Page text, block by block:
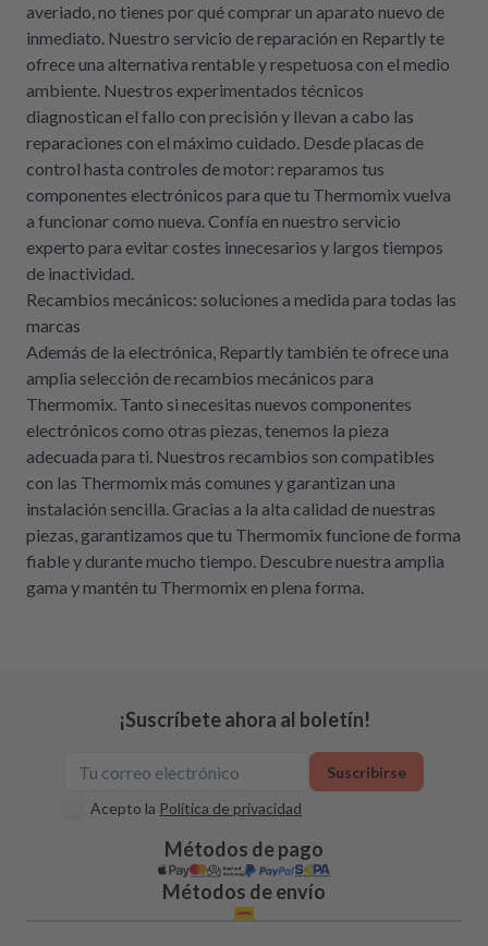
averiado, no tienes por qué comprar un aparato nuevo de
inmediato. Nuestro servicio de reparación en Repartly te
ofrece una alternativa rentable y respetuosa con el medio
ambiente. Nuestros experimentados técnicos
diagnostican el fallo con precisión y llevan a cabo las
reparaciones con el máximo cuidado. Desde placas de
control hasta controles de motor: reparamos tus
componentes electrónicos para que tu Thermomix vuelva
a funcionar como nueva. Confía en nuestro servicio
experto para evitar costes innecesarios y largos tiempos
de inactividad.
Recambios mecánicos: soluciones a medida para todas las
marcas
Además de la electrónica, Repartly también te ofrece una
amplia selección de recambios mecánicos para
Thermomix. Tanto si necesitas nuevos componentes
electrónicos como otras piezas, tenemos la pieza
adecuada para ti. Nuestros recambios son compatibles
con las Thermomix más comunes y garantizan una
instalación sencilla. Gracias a la alta calidad de nuestras
piezas, garantizamos que tu Thermomix funcione de forma
fiable y durante mucho tiempo. Descubre nuestra amplia
gama y mantén tu Thermomix en plena forma.
¡Suscríbete ahora al boletín!
Acepto la Política de privacidad
Suscribirse
Métodos de pago
Métodos de envío